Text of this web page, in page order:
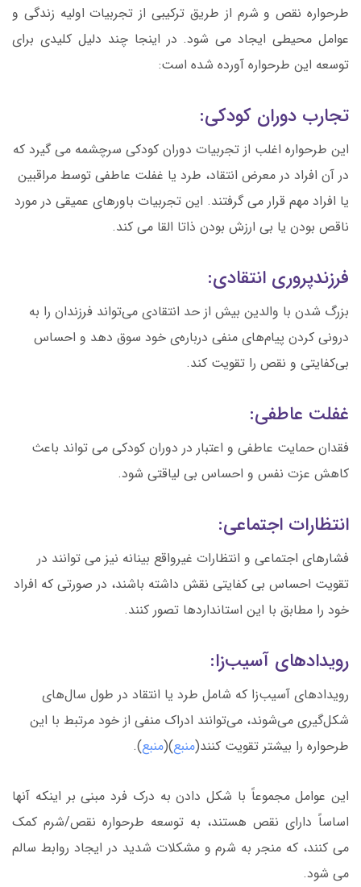
طرحواره نقص و شرم از طریق ترکیبی از تجربیات اولیه زندگی و
عوامل محیطی ایجاد می شود. در اینجا چند دلیل کلیدی برای
توسعه این طرحواره آورده شده است:
تجارب دوران کودکی:
این طرحواره اغلب از تجربیات دوران کودکی سرچشمه می گیرد که
در آن افراد در معرض انتقاد، طرد یا غفلت عاطفی توسط مراقبین
یا افراد مهم قرار می گرفتند. این تجربیات باورهای عمیقی در مورد
ناقص بودن یا بی ارزش بودن ذاتا القا می کند.
فرزندپروری انتقادی:
بزرگ شدن با والدین بیش از حد انتقادی می‌تواند فرزندان را به
درونی کردن پیام‌های منفی درباره‌ی خود سوق دهد و احساس
بی‌کفایتی و نقص را تقویت کند.
غفلت عاطفی:
فقدان حمایت عاطفی و اعتبار در دوران کودکی می تواند باعث
کاهش عزت نفس و احساس بی لیاقتی شود.
انتظارات اجتماعی:
فشارهای اجتماعی و انتظارات غیرواقع بینانه نیز می توانند در
تقویت احساس بی کفایتی نقش داشته باشند، در صورتی که افراد
خود را مطابق با این استانداردها تصور کنند.
رویدادهای آسیب‌زا:
رویدادهای آسیب‌زا که شامل طرد یا انتقاد در طول سال‌های
شکل‌گیری می‌شوند، می‌توانند ادراک منفی از خود مرتبط با این
طرحواره را بیشتر تقویت کنند(منبع)(منبع).
این عوامل مجموعاً با شکل دادن به درک فرد مبنی بر اینکه آنها
اساساً دارای نقص هستند، به توسعه طرحواره نقص/شرم کمک
می کنند، که منجر به شرم و مشکلات شدید در ایجاد روابط سالم
می شود.